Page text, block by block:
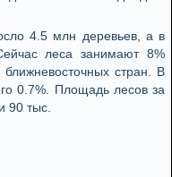
4.5 млн деревьев, а в
леса занимают 8%
стран. В
0.7%. Площадь лесов за
90 тыс.